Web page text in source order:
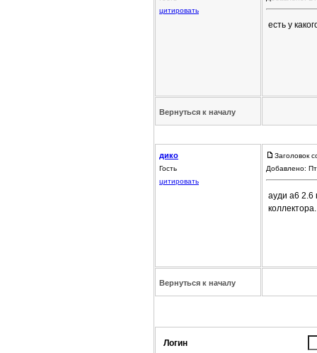
цитировать
есть у
Вернуться к началу
дико
Гость
цитировать
Заголовок
Добавлено:
ауди а6 2.6
Вернуться к началу
Логин